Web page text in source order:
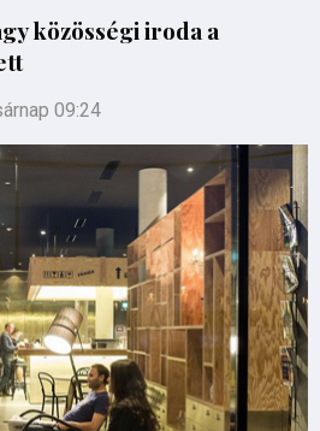
közösségi iroda a
09:24